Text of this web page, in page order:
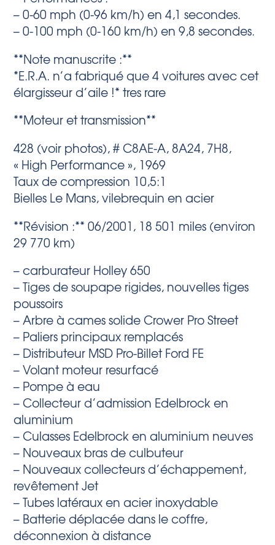
– 0-60 mph (0-96 km/h) en 4,1 secondes.
– 0-100 mph (0-160 km/h) en 9,8 secondes.
**Note manuscrite :**
*E.R.A. n’a fabriqué que 4 voitures avec cet
élargisseur d’aile !* tres rare
**Moteur et transmission**
428 (voir photos), # C8AE-A, 8A24, 7H8,
« High Performance », 1969
Taux de compression 10,5:1
Bielles Le Mans, vilebrequin en acier
**Révision :** 06/2001, 18 501 miles (environ
29 770 km)
– carburateur Holley 650
– Tiges de soupape rigides, nouvelles tiges
poussoirs
– Arbre à cames solide Crower Pro Street
– Paliers principaux remplacés
– Distributeur MSD Pro-Billet Ford FE
– Volant moteur resurfacé
– Pompe à eau
– Collecteur d’admission Edelbrock en
aluminium
– Culasses Edelbrock en aluminium neuves
– Nouveaux bras de culbuteur
– Nouveaux collecteurs d’échappement,
revêtement Jet
– Tubes latéraux en acier inoxydable
– Batterie déplacée dans le coffre,
déconnexion à distance